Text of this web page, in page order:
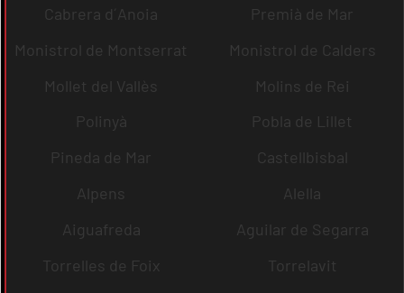
Cabrera d´Anoia
Premià de Mar
Monistrol de Montserrat
Monistrol de Calders
Mollet del Vallès
Molins de Rei
Polinyà
Pobla de Lillet
Pineda de Mar
Castellbisbal
Alpens
Alella
Aiguafreda
Aguilar de Segarra
Torrelles de Foix
Torrelavit